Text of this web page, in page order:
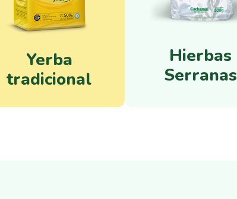
Yerba
tradicional
Hierbas
Serranas